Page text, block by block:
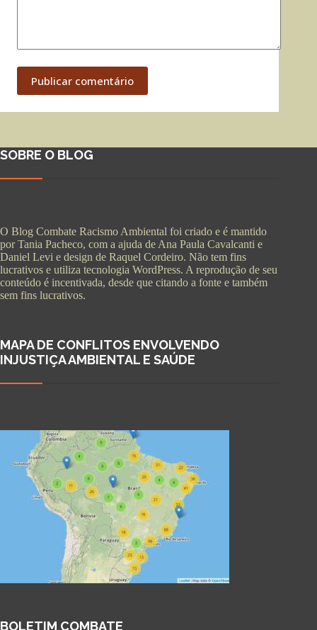
Publicar comentário
SOBRE O BLOG
O Blog Combate Racismo Ambiental foi criado e é mantido
por Tania Pacheco, com a ajuda de Ana Paula Cavalcanti e
Daniel Levi e design de Raquel Cordeiro. Não tem fins
lucrativos e utiliza tecnologia WordPress. A reprodução de seu
conteúdo é incentivada, desde que citando a fonte e também
sem fins lucrativos.
MAPA DE CONFLITOS ENVOLVENDO
INJUSTIÇA AMBIENTAL E SAÚDE
BOLETIM COMBATE